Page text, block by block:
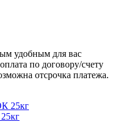
удобным для вас
по договору/счету
отсрочка платежа.